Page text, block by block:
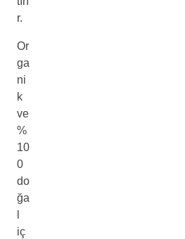
r.
Or
ga
ni
k
ve
%
10
0
do
ğa
iç